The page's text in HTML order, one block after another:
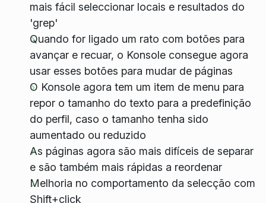
mais fácil seleccionar locais e resultados do
'grep'
Quando for ligado um rato com botões para
avançar e recuar, o Konsole consegue agora
usar esses botões para mudar de páginas
O Konsole agora tem um item de menu para
repor o tamanho do texto para a predefinição
do perfil, caso o tamanho tenha sido
aumentado ou reduzido
As páginas agora são mais difíceis de separar
e são também mais rápidas a reordenar
Melhoria no comportamento da selecção com
Shift+click